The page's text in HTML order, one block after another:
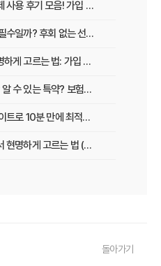
운전자보험비교사이트, 실제 사용 후기 모음! 가입 전 반드시 봐야 할 꿀팁
운전자보험비교사이트, 왜 필수일까? 후회 없는 선택을 위한 3가지 핵심 질문
운전자보험 비교사이트 현명하게 고르는 법: 가입 전 놓치지 말아야 할 체크리스트
운전자보험비교사이트로만 알 수 있는 특약? 보험료 절감 비법 공개
복잡한 운전자보험, 비교사이트로 10분 만에 최적의 설계 끝내는 법
운전자보험, 비교사이트에서 현명하게 고르는 법 (보장 VS 가격)
돌아가기